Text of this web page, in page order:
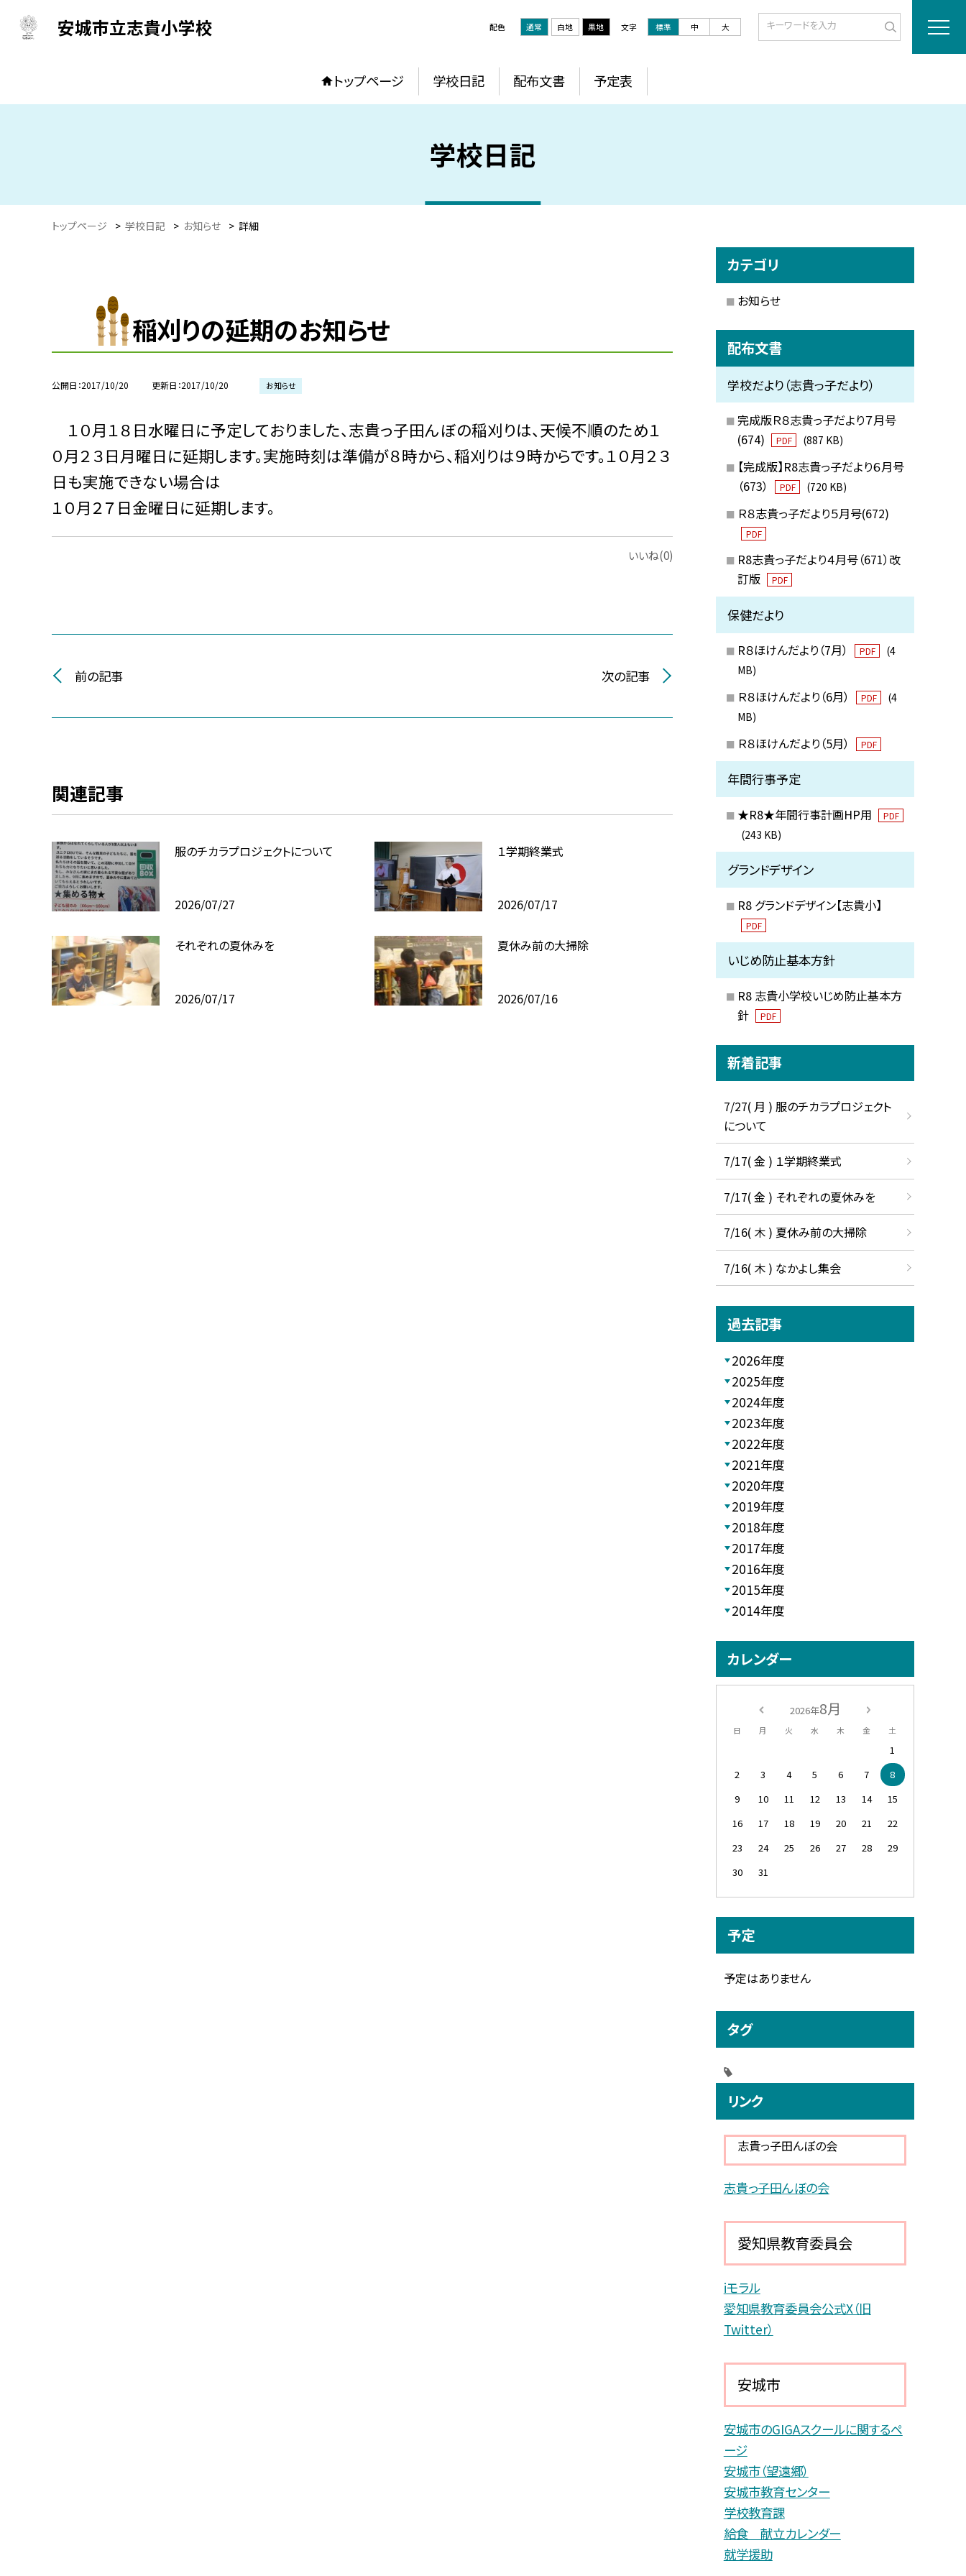
安城市立志貴小学校 配色 通常 白地 黒地 文字 標準 中 大
トップページ 学校日記 配布文書 予定表
学校日記
トップページ > 学校日記 > お知らせ > 詳細
稲刈りの延期のお知らせ
公開日 2017/10/20 更新日 2017/10/20 お知らせ
１０月１８日水曜日に予定しておりました、志貴っ子田んぼの稲刈りは、天候不順のため１
０月２３日月曜日に延期します。実施時刻は準備が８時から、稲刈りは９時からです。１０月２３
日も実施できない場合は
１０月２７日金曜日に延期します。
いいね(0)
前の記事 次の記事
関連記事
服のチカラプロジェクトについて
2026/07/27
１学期終業式
2026/07/17
それぞれの夏休みを
2026/07/17
夏休み前の大掃除
2026/07/16
カテゴリ
お知らせ
配布文書
学校だより（志貴っ子だより）
完成版Ｒ８志貴っ子だより７月号
(674)
PDF (887 KB)
【完成版】R8志貴っ子だより６月号
（673）
PDF (720 KB)
Ｒ８志貴っ子だより５月号(672)
PDF
R8志貴っ子だより４月号（671）改
訂版
PDF
保健だより
R８ほけんだより（7月） PDF
(4
MB)
Ｒ８ほけんだより（6月） PDF
(4
MB)
Ｒ８ほけんだより（5月） PDF
年間行事予定
★R8★年間行事計画HP用 PDF
(243 KB)
グランドデザイン
R8 グランドデザイン【志貴小】
PDF
いじめ防止基本方針
R8 志貴小学校いじめ防止基本方
針
PDF
新着記事
7/27( 月 ) 服のチカラプロジェクト
について
7/17( 金 ) １学期終業式
7/17( 金 ) それぞれの夏休みを
7/16( 木 ) 夏休み前の大掃除
7/16( 木 ) なかよし集会
過去記事
2026年度
2025年度
2024年度
2023年度
2022年度
2021年度
2020年度
2019年度
2018年度
2017年度
2016年度
2015年度
2014年度
カレンダー
2026年8月
日 月 火 水 木 金 土
1
2
3 4 5 6 7
8
9
10 11 12 13 14
15
16
17 18 19 20 21
22
23
24 25 26 27 28
29
30
31
予定
予定はありません
タグ
リンク
志貴っ子田んぼの会
志貴っ子田んぼの会
愛知県教育委員会
iモラル
愛知県教育委員会公式X（旧
Twitter）
安城市
安城市のGIGAスクールに関するペ
ージ
安城市（望遠郷）
安城市教育センター
学校教育課
給食 献立カレンダー
就学援助